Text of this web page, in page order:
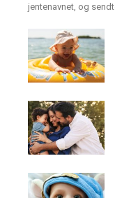
jentenavnet, og